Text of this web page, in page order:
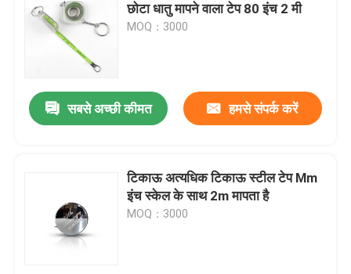
हमारे बारे में
छोटा धातु मापने वाला टेप 80 इंच 2 मी
MOQ：3000
सबसे अच्छी कीमत हमसे संपर्क करें
टिकाऊ अत्यधिक टिकाऊ स्टील टेप Mm
इंच स्केल के साथ 2m मापता है
MOQ：3000